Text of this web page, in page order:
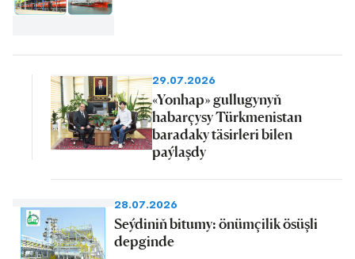
29.07.2026
«Yonhap» gullugynyň
habarçysy Türkmenistan
baradaky täsirleri bilen
paýlaşdy
28.07.2026
Seýdiniň bitumy: önümçilik ösüşli
depginde